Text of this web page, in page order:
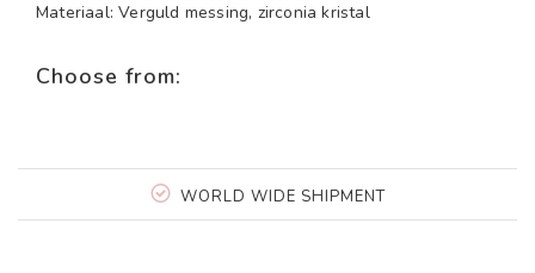
Materiaal: Verguld messing, zirconia kristal
Choose from:
WORLD WIDE SHIPMENT